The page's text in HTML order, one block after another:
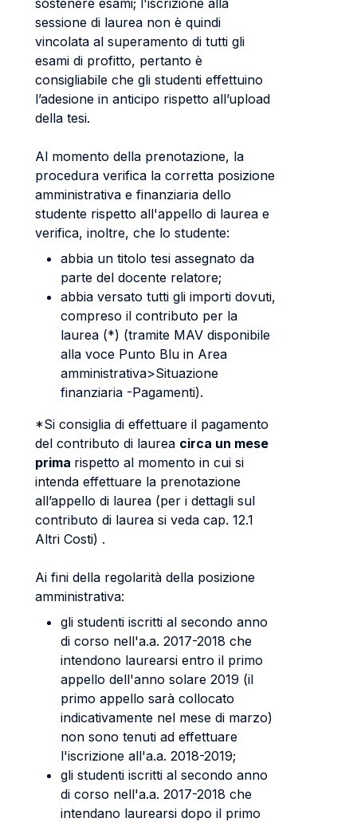
sostenere esami; l'iscrizione alla
sessione di laurea non è quindi
vincolata al superamento di tutti gli
esami di profitto, pertanto è
consigliabile che gli studenti effettuino
l’adesione in anticipo rispetto all’upload
della tesi.
Al momento della prenotazione, la
procedura verifica la corretta posizione
amministrativa e finanziaria dello
studente rispetto all'appello di laurea e
verifica, inoltre, che lo studente:
abbia un titolo tesi assegnato da
parte del docente relatore;
abbia versato tutti gli importi dovuti,
compreso il contributo per la
laurea (*) (tramite MAV disponibile
alla voce Punto Blu in Area
amministrativa>Situazione
finanziaria -Pagamenti).
*Si consiglia di effettuare il pagamento
del contributo di laurea circa un mese
prima rispetto al momento in cui si
intenda effettuare la prenotazione
all’appello di laurea (per i dettagli sul
contributo di laurea si veda cap. 12.1
Altri Costi) .
Ai fini della regolarità della posizione
amministrativa:
gli studenti iscritti al secondo anno
di corso nell'a.a. 2017-2018 che
intendono laurearsi entro il primo
appello dell'anno solare 2019 (il
primo appello sarà collocato
indicativamente nel mese di marzo)
non sono tenuti ad effettuare
l'iscrizione all'a.a. 2018-2019;
gli studenti iscritti al secondo anno
di corso nell'a.a. 2017-2018 che
intendano laurearsi dopo il primo